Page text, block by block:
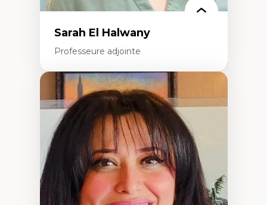
Sarah El Halwany
Professeure adjointe
Expertises
Les apports pédagogiques des théories de
l'affect, du posthumanisme, du féminisme
dans l'éducation aux sciences
L'apprentissage des sciences/STIM dans une
perspective socioécologique de care
L’insertion professionnelle des
enseignant.e.s